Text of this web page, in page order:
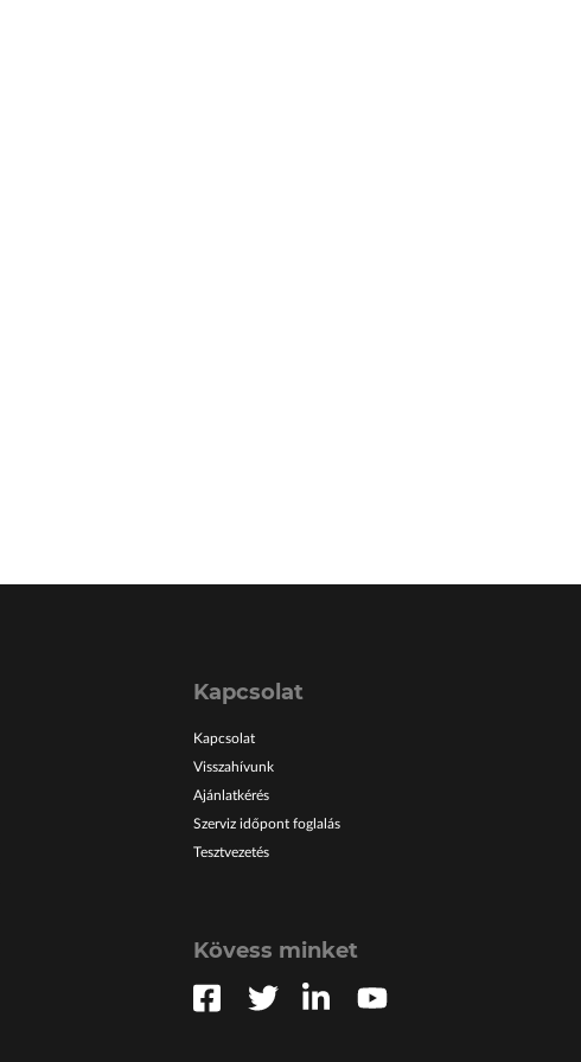
Kapcsolat
Kapcsolat
Visszahívunk
Ajánlatkérés
Szerviz időpont foglalás
Tesztvezetés
Kövess minket